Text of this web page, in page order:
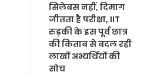
सिलेबस नहीं, दिमाग
जीतता है परीक्षा, IIT
रुड़की के इस पूर्व छात्र
की किताब से बदल रही
लाखों अभ्यर्थियों की
सोच